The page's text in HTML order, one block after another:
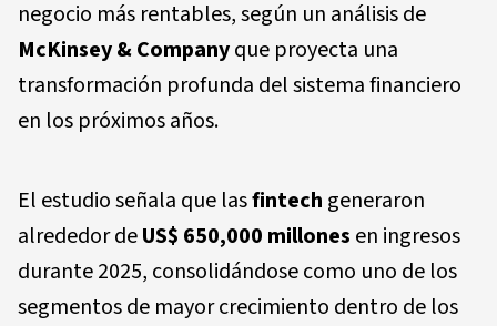
negocio más rentables, según un análisis de
McKinsey & Companyque proyecta una
transformación profunda del sistema financiero
en los próximos años.
El estudio señala que lasfintech generaron
alrededor deUS$ 650,000 millones en ingresos
durante 2025, consolidándose como uno de los
segmentos de mayor crecimiento dentro de los